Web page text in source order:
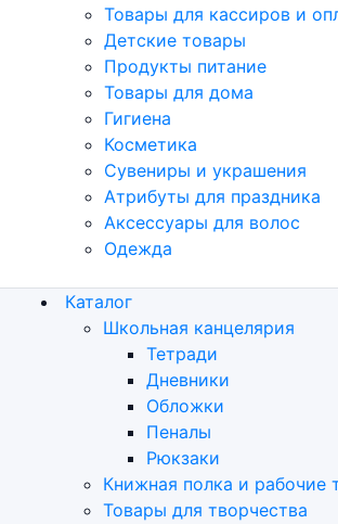
Товары для кассиров и
Детские товары
Продукты питание
Товары для дома
Гигиена
Косметика
Сувениры и украшения
Атрибуты для праздника
Аксеcсуары для волос
Одежда
Каталог
Школьная канцелярия
Тетради
Дневники
Обложки
Пеналы
Рюкзаки
Книжная полка и рабочие
Товары для творчества